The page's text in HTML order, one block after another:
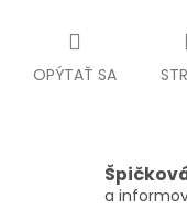
OPÝTAŤ SA
a